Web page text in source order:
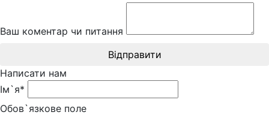
Ваш коментар чи питання
Відправити
Написати нам
Ім`я*
Обов`язкове поле